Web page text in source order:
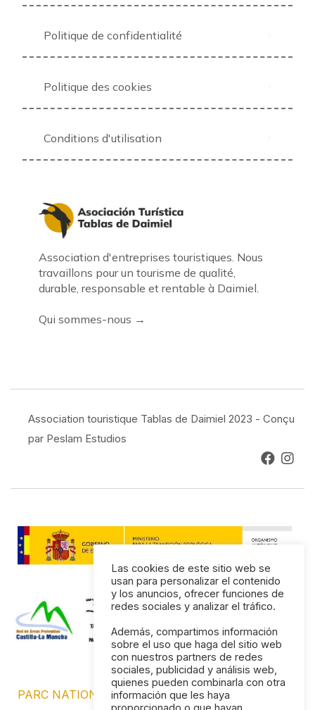
Politique de confidentialité
Politique des cookies
Conditions d'utilisation
Association d'entreprises touristiques. Nous
travaillons pour un tourisme de qualité,
durable, responsable et rentable à Daimiel.
Qui sommes-nous →
Association touristique Tablas de Daimiel 2023 - Conçu
par Peslam Estudios
PARC NATIONAL DE LAS TABLAS DE DAIMIEL
Las cookies de este sitio web se
usan para personalizar el contenido
y los anuncios, ofrecer funciones de
redes sociales y analizar el tráfico.
Además, compartimos información
sobre el uso que haga del sitio web
con nuestros partners de redes
sociales, publicidad y análisis web,
quienes pueden combinarla con otra
información que les haya